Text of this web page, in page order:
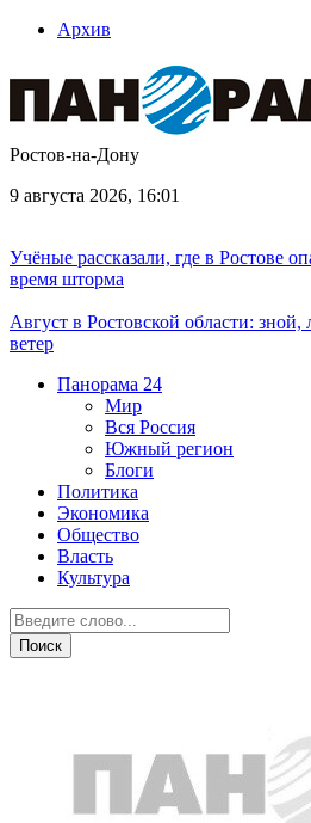
Архив
Ростов-на-Дону
9 августа 2026, 16:01
Учёные рассказали, где в Ростове
время шторма
Август в Ростовской области:
ветер
Панорама 24
Мир
Вся Россия
Южный регион
Блоги
Политика
Экономика
Общество
Власть
Культура